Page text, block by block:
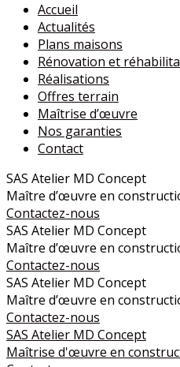
Accueil
Actualités
Plans maisons
Rénovation et
Réalisations
Offres terrain
Maîtrise d’œuvre
Nos garanties
Contact
SAS Atelier MD Concept
Maître d’œuvre en
Contactez-nous
SAS Atelier MD Concept
Maître d’œuvre en
Contactez-nous
SAS Atelier MD Concept
Maître d’œuvre en
Contactez-nous
SAS Atelier MD Concept
Maîtrise d'œuvre en